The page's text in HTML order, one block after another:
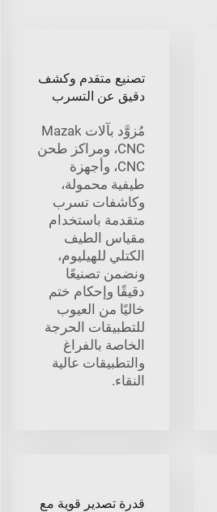
تصنيع متقدم وكشف
دقيق عن التسرب
مُزوَّد بآلات Mazak
CNC، ومراكز طحن
CNC، وأجهزة
طيفية محمولة،
وكاشفات تسرب
متقدمة باستخدام
مقياس الطيف
الكتلي للهيليوم،
ونضمن تصنيعًا
دقيقًا وإحكام ختم
خاليًا من العيوب
للتطبيقات الحرجة
الخاصة بالفراغ
والتطبيقات عالية
النقاء.
قدرة تصدير قوية مع